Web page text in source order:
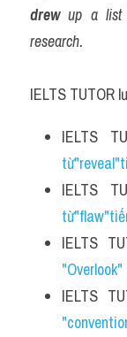
drew up a list
research.
IELTS TUTOR
IELTS
IELTS
IELTS
IELTS